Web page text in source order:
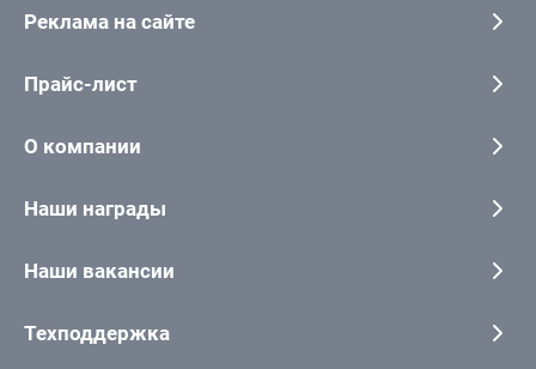
Реклама на сайте
Прайс-лист
О компании
Наши награды
Наши вакансии
Техподдержка